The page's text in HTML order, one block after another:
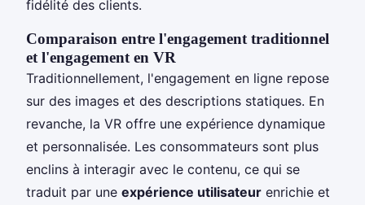
fidélité des clients.
Comparaison entre l'engagement traditionnel
et l'engagement en VR
Traditionnellement, l'engagement en ligne repose
sur des images et des descriptions statiques. En
revanche, la VR offre une expérience dynamique
et personnalisée. Les consommateurs sont plus
enclins à interagir avec le contenu, ce qui se
traduit par une expérience utilisateur enrichie et